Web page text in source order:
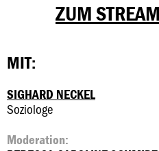
ZUM
MIT:
SIGHARD NECKEL
Soziologe
Moderation: